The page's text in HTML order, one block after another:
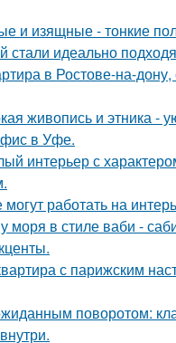
и изящные - тонкие
идеально
в Ростове-на-
живопись и этника -
в Уфе.
интерьер с
работать на
моря в стиле ваби -
с парижским
поворотом: